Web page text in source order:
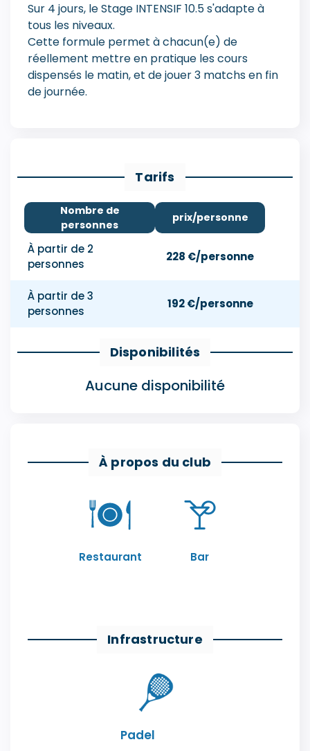
Sur 4 jours, le Stage INTENSIF 10.5 s'adapte à
tous les niveaux.
Cette formule permet à chacun(e) de
réellement mettre en pratique les cours
dispensés le matin, et de jouer 3 matchs en fin
de journée.
Tarifs
Nombre de
personnes
prix/personne
À partir de 2
personnes
228 €/personne
À partir de 3
personnes
192 €/personne
Disponibilités
Aucune disponibilité
À propos du club
Restaurant Bar
Infrastructure
Padel